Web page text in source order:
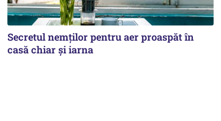
Secretul nemților pentru aer proaspăt în
casă chiar și iarna